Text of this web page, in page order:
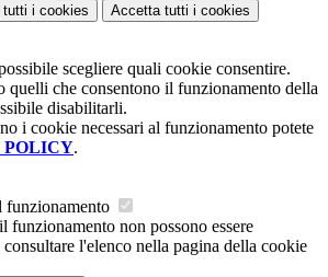
tutti i cookies Accetta tutti i cookies
scegliere quali cookie consentire.
quelli che consentono il funzionamento della
disabilitarli.
i cookie necessari al funzionamento potete
POLICY.
funzionamento
funzionamento non possono essere
l'elenco nella pagina della cookie